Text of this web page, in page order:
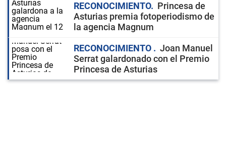
RECONOCIMIENTO
Princesa de
Asturias premia fotoperiodismo de
la agencia Magnum
RECONOCIMIENTO
Joan Manuel
Serrat galardonado con el Premio
Princesa de Asturias